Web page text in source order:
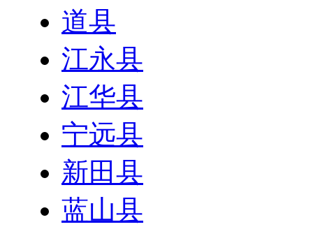
道县
江永县
江华县
宁远县
新田县
蓝山县